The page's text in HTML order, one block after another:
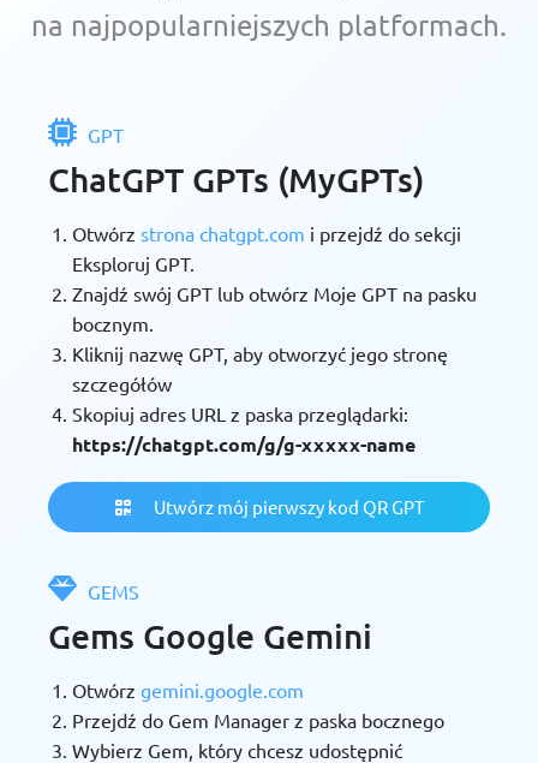
na najpopularniejszych platformach.
GPT
ChatGPT GPTs (MyGPTs)
Otwórz strona chatgpt.com i przejdź do sekcji
Eksploruj GPT.
Znajdź swój GPT lub otwórz Moje GPT na pasku
bocznym.
Kliknij nazwę GPT, aby otworzyć jego stronę
szczegółów
Skopiuj adres URL z paska przeglądarki:
https://chatgpt.com/g/g-xxxxx-name
Utwórz mój pierwszy kod QR GPT
GEMS
Gems Google Gemini
Otwórz gemini.google.com
Przejdź do Gem Manager z paska bocznego
Wybierz Gem, który chcesz udostępnić